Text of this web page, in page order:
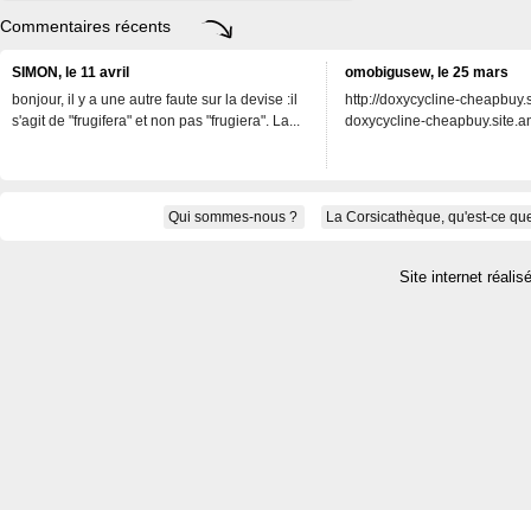
Commentaires récents
SIMON, le 11 avril
bonjour, il y a une autre faute sur la devise :il
s'agit de "frugifera" et non pas "frugiera". La...
omobigusew, le 25 mars
http://doxycycline-
doxycycline-
Qui sommes-nous ? La Corsicathèque, qu'est-ce
Site internet